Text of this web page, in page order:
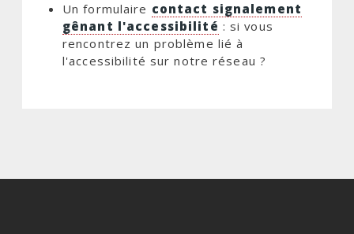
Un formulaire contact signalement
gênant l'accessibilité : si vous
rencontrez un problème lié à
l'accessibilité sur notre réseau ?